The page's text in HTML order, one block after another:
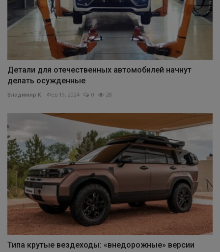
Детали для отечественных автомобилей начнут
делать осужденные
Владимир К. Фев 19, 2024 0 28
Типа крутые вездеходы: «внедорожные» версии